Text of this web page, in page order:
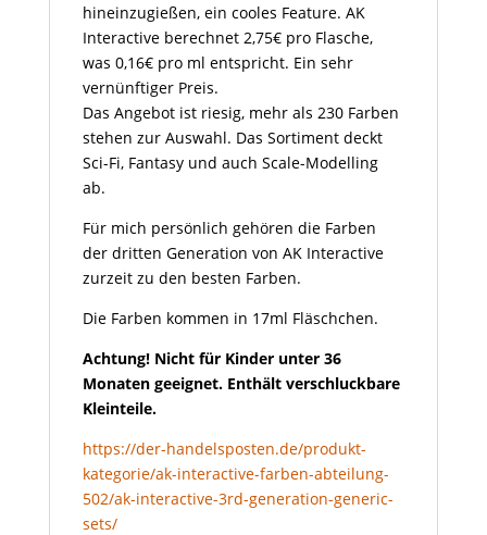
hineinzugießen, ein cooles Feature. AK
Interactive berechnet 2,75€ pro Flasche,
was 0,16€ pro ml entspricht. Ein sehr
vernünftiger Preis.
Das Angebot ist riesig, mehr als 230 Farben
stehen zur Auswahl. Das Sortiment deckt
Sci-Fi, Fantasy und auch Scale-Modelling
ab.
Für mich persönlich gehören die Farben
der dritten Generation von AK Interactive
zurzeit zu den besten Farben.
Die Farben kommen in 17ml Fläschchen.
Achtung! Nicht für Kinder unter 36
Monaten geeignet. Enthält verschluckbare
Kleinteile.
https://der-handelsposten.de/produkt-
kategorie/ak-interactive-farben-abteilung-
502/ak-interactive-3rd-generation-generic-
sets/